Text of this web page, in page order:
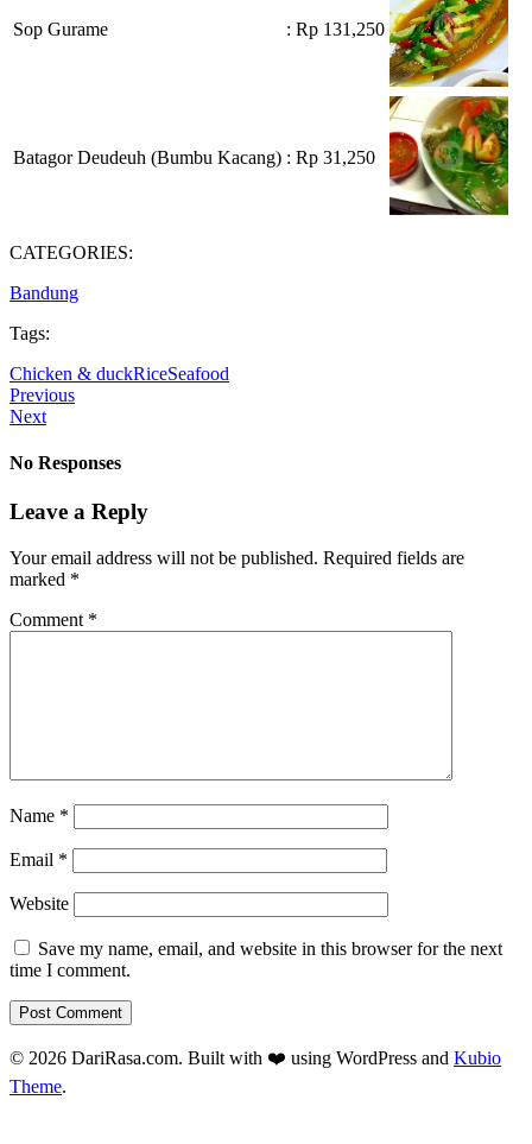
Sop Gurame : Rp 131,250
Batagor Deudeuh (Bumbu Kacang) : Rp 31,250
CATEGORIES:
Bandung
Tags:
Chicken & duckRiceSeafood
Previous
Next
No Responses
Leave a Reply
Your email address will not be published. Required fields are
marked *
Comment *
Name *
Email *
Website
Save my name, email, and website in this browser for the next
time I comment.
© 2026 DariRasa.com. Built with ❤️ using WordPress and Kubio
Theme.